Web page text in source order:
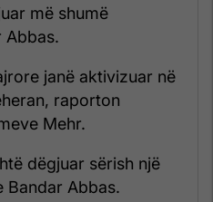
më shumë
Abbas.
janë aktivizuar në
raporton
Mehr.
dëgjuar sërish një
Bandar Abbas.